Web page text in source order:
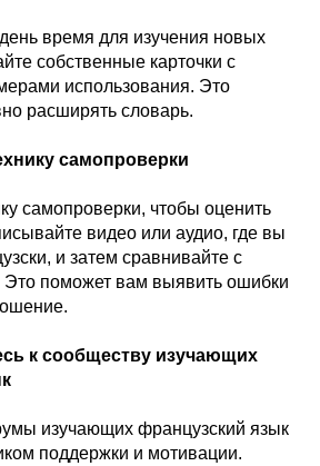
время для изучения новых
собственные карточки с
использования. Это
расширять словарь.
самопроверки
самопроверки, чтобы оценить
видео или аудио, где вы
и затем сравнивайте с
Это поможет вам выявить ошибки
к сообществу изучающих
изучающих французский язык
поддержки и мотивации.